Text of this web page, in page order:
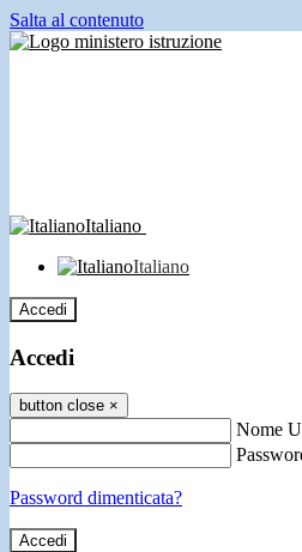
Salta al contenuto
Italiano
Italiano
Accedi
Accedi
button close ×
Nome
Password dimenticata?